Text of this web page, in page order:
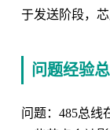
于发送阶段，
问题经验总
问题：485总线